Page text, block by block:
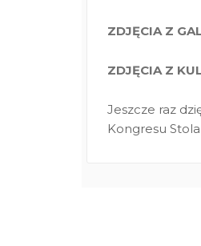
ZDJĘCIA Z
ZDJĘCIA Z
Jeszcze raz
Kongresu